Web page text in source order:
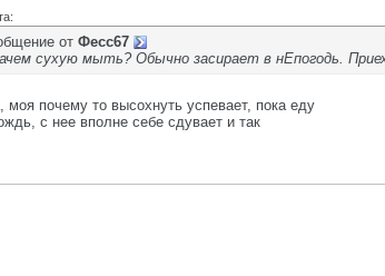
от Фесс67
сухую мыть? Обычно засирает в нЕпогодь.
моя почему то высохнуть успевает, пока еду
с нее вполне себе сдувает и так